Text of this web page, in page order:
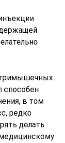
способен
в том
редко
делать